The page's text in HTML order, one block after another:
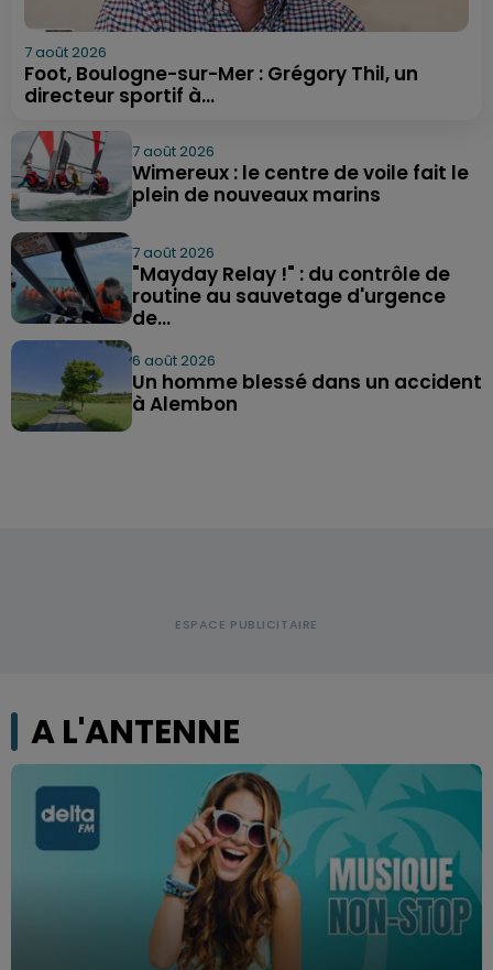
7 août 2026
Foot, Boulogne-sur-Mer : Grégory Thil, un
directeur sportif à...
7 août 2026
Wimereux : le centre de voile fait le
plein de nouveaux marins
7 août 2026
"Mayday Relay !" : du contrôle de
routine au sauvetage d'urgence
de...
6 août 2026
Un homme blessé dans un accident
à Alembon
A L'ANTENNE